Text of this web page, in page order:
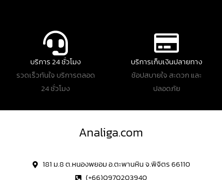
บริการ 24 ชั่วโมง
รวดเร็วทันใจ บริการตลอด
24 ชั่วโมง
บริการเก็บเงินปลายทาง
ช้อปสบายใจ สะดวก และ
ปลอดภัย
Analiga.com
181 ม.8 ต.หนองพยอม อ.ตะพานหิน จ.พิจิตร 66110
(+66)0970203940